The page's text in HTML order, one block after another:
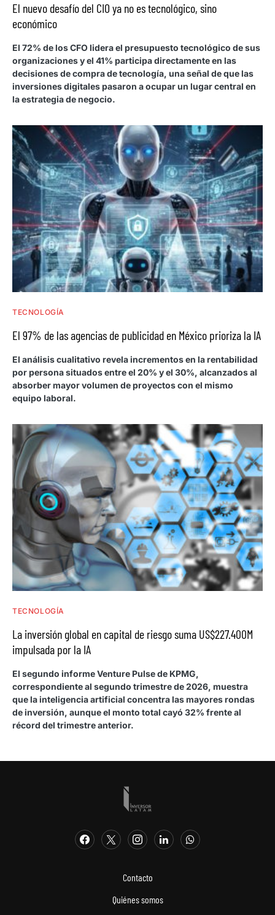
El nuevo desafío del CIO ya no es tecnológico, sino
económico
El 72% de los CFO lidera el presupuesto tecnológico de sus
organizaciones y el 41% participa directamente en las
decisiones de compra de tecnología, una señal de que las
inversiones digitales pasaron a ocupar un lugar central en
la estrategia de negocio.
TECNOLOGÍA
El 97% de las agencias de publicidad en México prioriza la IA
El análisis cualitativo revela incrementos en la rentabilidad
por persona situados entre el 20% y el 30%, alcanzados al
absorber mayor volumen de proyectos con el mismo
equipo laboral.
TECNOLOGÍA
La inversión global en capital de riesgo suma US$227.400M
impulsada por la IA
El segundo informe Venture Pulse de KPMG,
correspondiente al segundo trimestre de 2026, muestra
que la inteligencia artificial concentra las mayores rondas
de inversión, aunque el monto total cayó 32% frente al
récord del trimestre anterior.
Contacto
Quiénes somos